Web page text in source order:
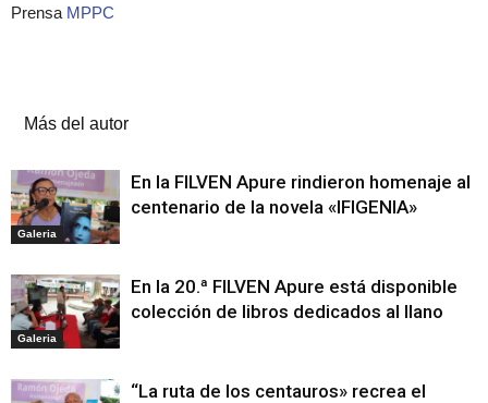
Prensa MPPC
Más del autor
Galeria
En la FILVEN Apure rindieron homenaje al
centenario de la novela «IFIGENIA»
Galeria
En la 20.ª FILVEN Apure está disponible
colección de libros dedicados al llano
“La ruta de los centauros» recrea el